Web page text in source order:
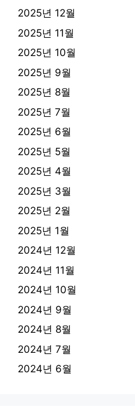
2025년 12월
2025년 11월
2025년 10월
2025년 9월
2025년 8월
2025년 7월
2025년 6월
2025년 5월
2025년 4월
2025년 3월
2025년 2월
2025년 1월
2024년 12월
2024년 11월
2024년 10월
2024년 9월
2024년 8월
2024년 7월
2024년 6월